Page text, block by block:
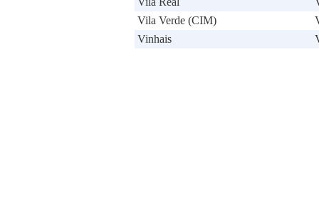
Vila Verde (CIM)
Vinhais